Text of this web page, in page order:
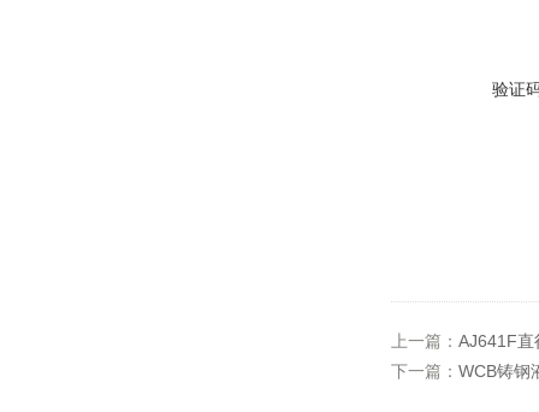
验证
上一篇： AJ641F直
下一篇： ​WCB铸钢